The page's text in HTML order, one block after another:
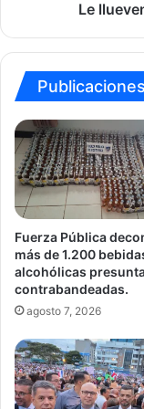
Le
Fuerza Pública
más de 1.200
alcohólicas
contrabandeadas.
agosto 7, 2026